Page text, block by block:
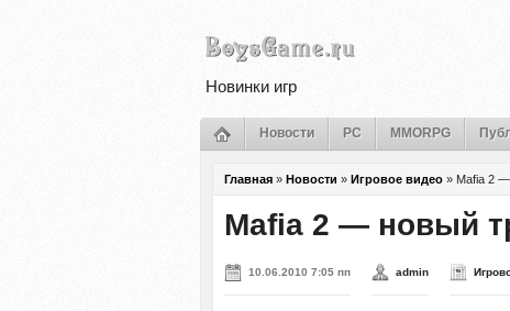
Новинки игр
Новости PC MMORPG
Главная » Новости » Игровое видео » Mafia 2
Mafia 2 — новый
10.06.2010 7:05 пп admin